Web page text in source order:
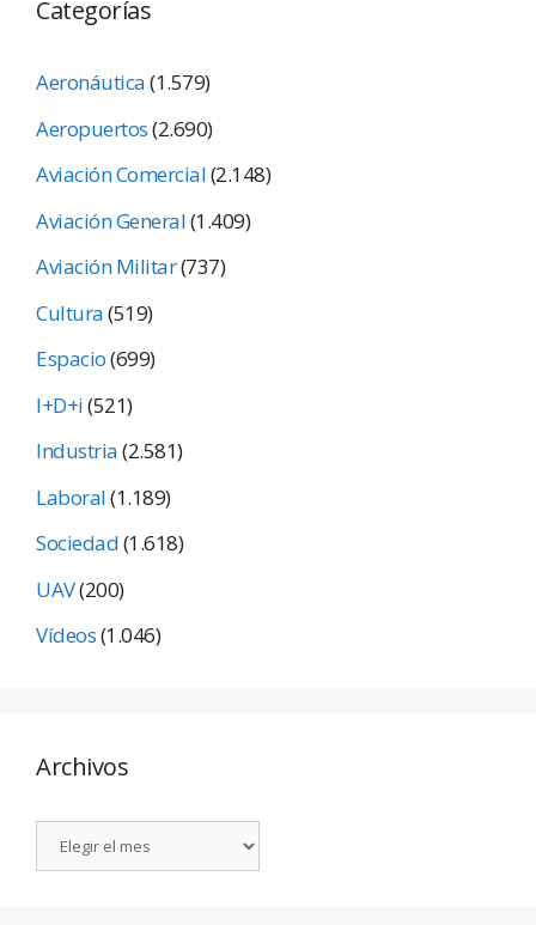
Categorías
Aeronáutica(1.579)
Aeropuertos(2.690)
Aviación Comercial(2.148)
Aviación General(1.409)
Aviación Militar(737)
Cultura(519)
Espacio(699)
I+D+i(521)
Industria(2.581)
Laboral(1.189)
Sociedad(1.618)
UAV(200)
Vídeos(1.046)
Archivos